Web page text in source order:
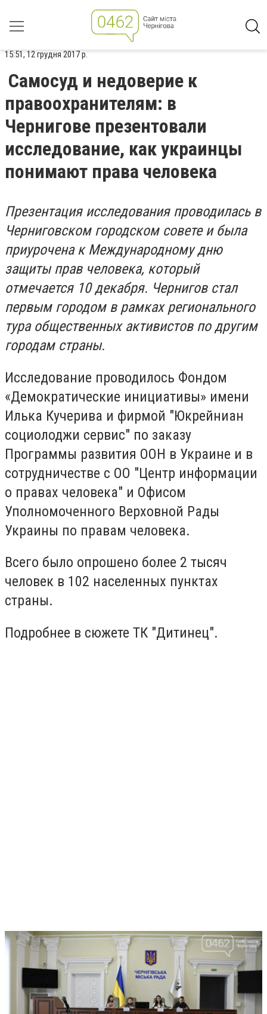
15:51, 12 грудня 2017 р.
Самосуд и недоверие к
правоохранителям: в
Чернигове презентовали
исследование, как украинцы
понимают права человека
Презентация исследования проводилась в
Черниговском городском совете и была
приурочена к Международному дню
защиты прав человека, который
отмечается 10 декабря. Чернигов стал
первым городом в рамках регионального
тура общественных активистов по другим
городам страны.
Исследование проводилось Фондом
«Демократические инициативы» имени
Илька Кучерива и фирмой "Юкрейниан
социолоджи сервис" по заказу
Программы развития ООН в Украине и в
сотрудничестве с ОО "Центр информации
о правах человека" и Офисом
Уполномоченного Верховной Рады
Украины по правам человека.
Всего было опрошено более 2 тысяч
человек в 102 населенных пунктах
страны.
Подробнее в сюжете ТК "Дитинец".